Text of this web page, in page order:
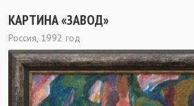
КАРТИНА «ЗАВОД»
Россия, 1992 год